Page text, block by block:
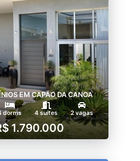
EM CAPÃO DA CANOA
dorms 4 suítes 2 vagas
1.790.000